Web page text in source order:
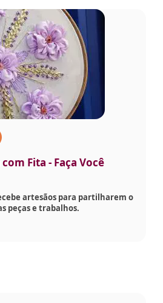
Fita - Faça Você
artesãos para partilharem o
peças e trabalhos.